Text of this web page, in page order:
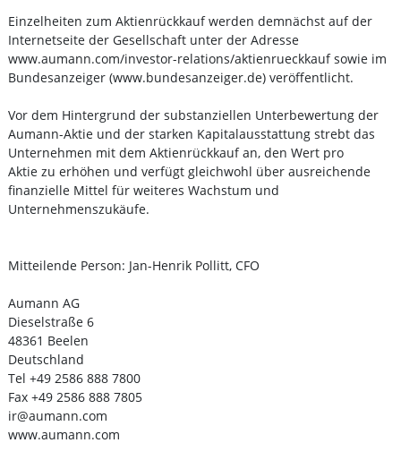
Einzelheiten zum Aktienrückkauf werden demnächst auf der
Internetseite der Gesellschaft unter der Adresse
www.aumann.com/investor-relations/aktienrueckkauf sowie im
Bundesanzeiger (www.bundesanzeiger.de) veröffentlicht.
Vor dem Hintergrund der substanziellen Unterbewertung der
Aumann-Aktie und der starken Kapitalausstattung strebt das
Unternehmen mit dem Aktienrückkauf an, den Wert pro
Aktie zu erhöhen und verfügt gleichwohl über ausreichende
finanzielle Mittel für weiteres Wachstum und
Unternehmenszukäufe.
Mitteilende Person: Jan-Henrik Pollitt, CFO
Aumann AG
Dieselstraße 6
48361 Beelen
Deutschland
Tel +49 2586 888 7800
Fax +49 2586 888 7805
ir@aumann.com
www.aumann.com